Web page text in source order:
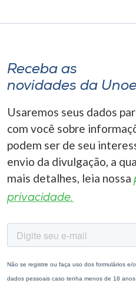
Receba as
novidades da
Usaremos seus dados
com você sobre
podem ser de seu
envio da divulgação, a
mais detalhes, leia nossa
privacidade.